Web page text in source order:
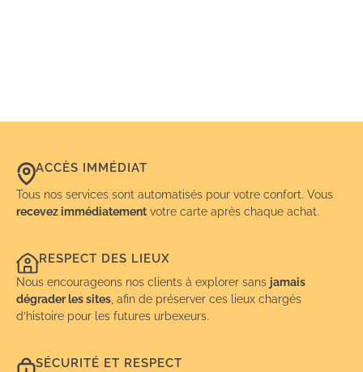
ACCÈS IMMÉDIAT
Tous nos services sont automatisés pour votre confort. Vous
recevez immédiatement votre carte après chaque achat.
RESPECT DES LIEUX
Nous encourageons nos clients à explorer sans jamais
dégrader les sites , afin de préserver ces lieux chargés
d’histoire pour les futures urbexeurs.
SÉCURITÉ ET RESPECT